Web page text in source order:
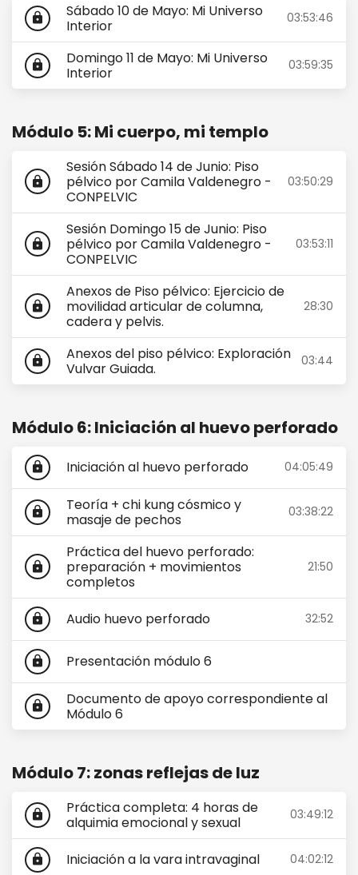
lock
Sábado 10 de Mayo: Mi Universo
Interior
03:53:46
lock
Domingo 11 de Mayo: Mi Universo
Interior
03:59:35
Módulo 5: Mi cuerpo, mi templo
lock
Sesión Sábado 14 de Junio: Piso
pélvico por Camila Valdenegro -
CONPELVIC
03:50:29
lock
Sesión Domingo 15 de Junio: Piso
pélvico por Camila Valdenegro -
CONPELVIC
03:53:11
lock
Anexos de Piso pélvico: Ejercicio de
movilidad articular de columna,
cadera y pelvis.
28:30
lock
Anexos del piso pélvico: Exploración
Vulvar Guiada.
03:44
Módulo 6: Iniciación al huevo perforado
lock Iniciación al huevo perforado 04:05:49
lock
Teoría + chi kung cósmico y
masaje de pechos
03:38:22
lock
Práctica del huevo perforado:
preparación + movimientos
completos
21:50
lock Audio huevo perforado 32:52
lock Presentación módulo 6
lock
Documento de apoyo correspondiente al
Módulo 6
Módulo 7: zonas reflejas de luz
lock
Práctica completa: 4 horas de
alquimia emocional y sexual
03:49:12
lock Iniciación a la vara intravaginal 04:02:12